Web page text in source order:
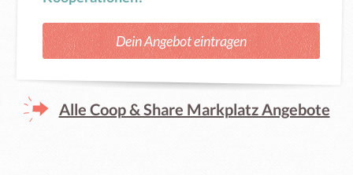
Dein Angebot eintragen
Alle Coop & Share Markplatz Angebote